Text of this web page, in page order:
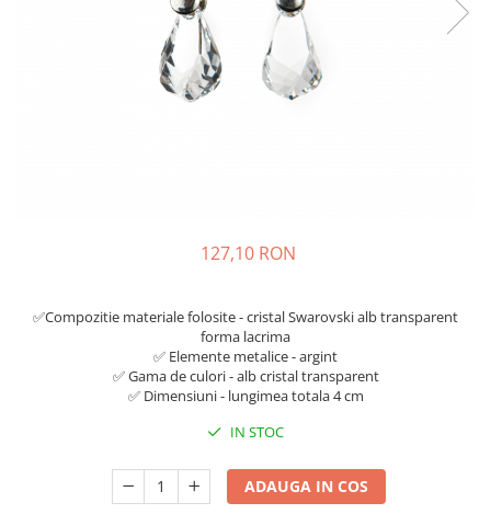
127,10 RON
✅Compozitie materiale folosite - cristal Swarovski alb transparent
forma lacrima
✅ Elemente metalice - argint
✅ Gama de culori - alb cristal transparent
✅ Dimensiuni - lungimea totala 4 cm
IN STOC
ADAUGA IN COS